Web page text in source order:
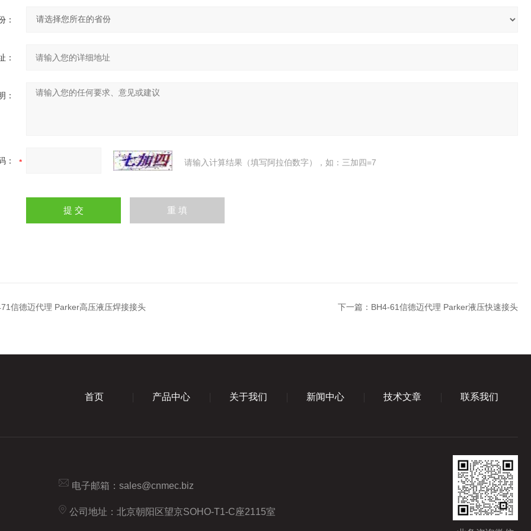
：
：
：
： 请输入计算结果（填写阿拉伯数字），如：三加四=7
信德迈代理 Parker高压液压焊接接头 下一篇： BH4-61信德迈代理 Parker液压快速接头
首页 产品中心 关于我们 新闻中心 技术文章 联系我们
电子邮箱： sales@cnmec.biz
公司地址：北京朝阳区望京SOHO-T1-C座2115室